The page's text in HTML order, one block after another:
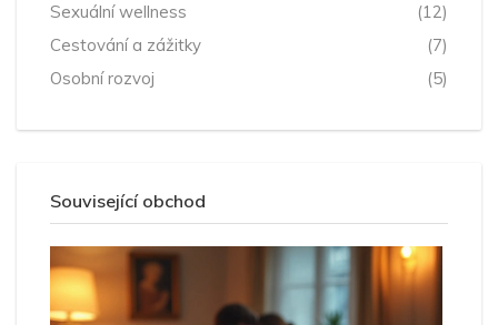
Sexuální wellness
(12)
Cestování a zážitky
(7)
Osobní rozvoj
(5)
Související obchod